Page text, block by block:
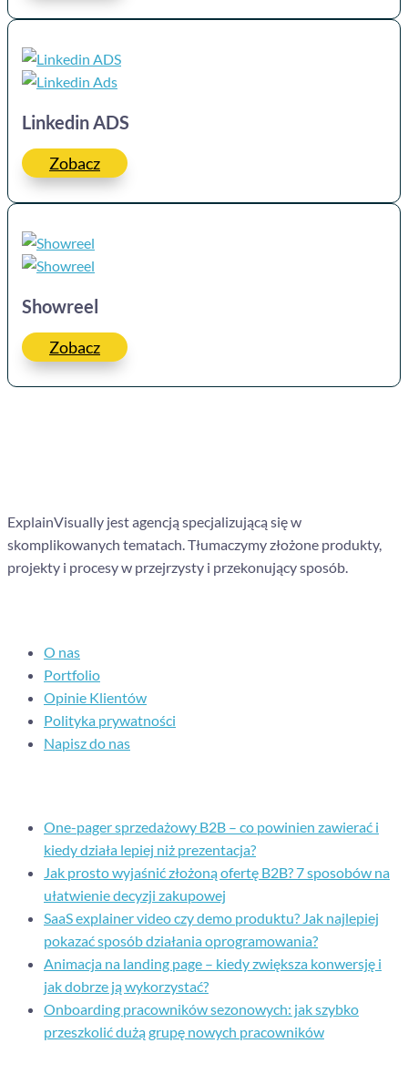
Linkedin ADS
Zobacz
Showreel
Zobacz
ExplainVisually jest agencją specjalizującą się w
skomplikowanych tematach. Tłumaczymy złożone produkty,
projekty i procesy w przejrzysty i przekonujący sposób.
O nas
Portfolio
Opinie Klientów
Polityka prywatności
Napisz do nas
One-pager sprzedażowy B2B – co powinien zawierać i
kiedy działa lepiej niż prezentacja?
Jak prosto wyjaśnić złożoną ofertę B2B? 7 sposobów na
ułatwienie decyzji zakupowej
SaaS explainer video czy demo produktu? Jak najlepiej
pokazać sposób działania oprogramowania?
Animacja na landing page – kiedy zwiększa konwersję i
jak dobrze ją wykorzystać?
Onboarding pracowników sezonowych: jak szybko
przeszkolić dużą grupę nowych pracowników